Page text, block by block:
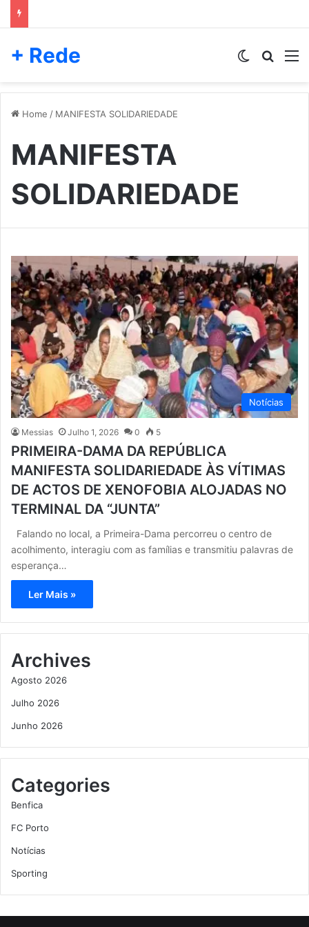
+ Rede Switch skin
Home / MANIFESTA SOLIDARIEDADE
MANIFESTA
SOLIDARIEDADE
Notícias
Messias Julho 1, 2026 0 5
PRIMEIRA-DAMA DA REPÚBLICA
MANIFESTA SOLIDARIEDADE ÀS VÍTIMAS
DE ACTOS DE XENOFOBIA ALOJADAS NO
TERMINAL DA “JUNTA”
Falando no local, a Primeira-Dama percorreu o centro de
acolhimento, interagiu com as famílias e transmitiu palavras de
esperança…
Ler Mais »
Archives
Agosto 2026
Julho 2026
Junho 2026
Categories
Benfica
FC Porto
Notícias
Sporting